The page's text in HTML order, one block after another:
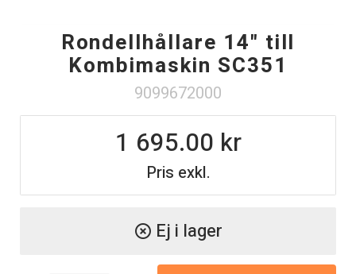
Rondellhållare 14" till
Kombimaskin SC351
9099672000
Pris exkl.
1 695.00
highlight_off Ej i lager